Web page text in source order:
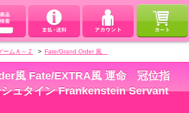
ームＡ～Ｚ > Fate/Grand Order 風
風 Fate/EXTRA風 運命 冠位指
ュタイン Frankenstein Servant